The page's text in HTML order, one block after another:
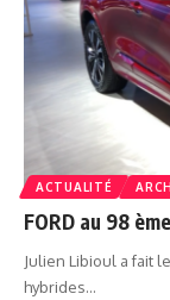
ACTUALITÉ
FORD au 98
Julien Libioul a fait
hybrides…